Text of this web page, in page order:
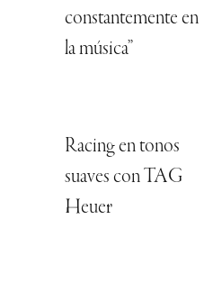
constantemente en
la música”
Racing en tonos
suaves con TAG
Heuer